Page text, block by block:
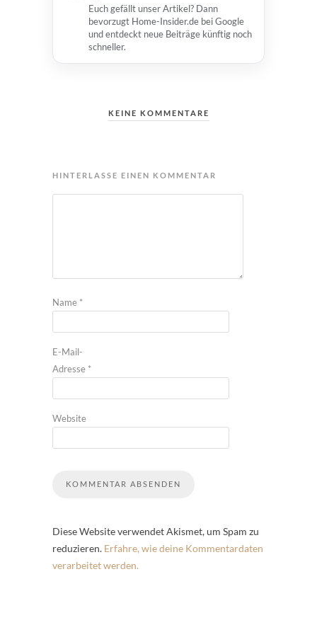
Euch gefällt unser Artikel? Dann
bevorzugt Home-Insider.de bei Google
und entdeckt neue Beiträge künftig noch
schneller.
KEINE KOMMENTARE
HINTERLASSE EINEN KOMMENTAR
Name *
E-Mail-
Adresse *
Website
Diese Website verwendet Akismet, um Spam zu
reduzieren. Erfahre, wie deine Kommentardaten
verarbeitet werden.